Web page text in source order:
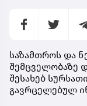
საზამთროს და
შემცველობაზე
შესახებ
გავრცელებულ